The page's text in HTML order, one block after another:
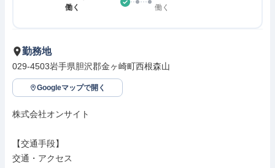
働く
働く
勤務地
029-4503岩手県胆沢郡金ヶ崎町西根森山
Googleマップで開く
株式会社オンサイト
【交通手段】
交通・アクセス